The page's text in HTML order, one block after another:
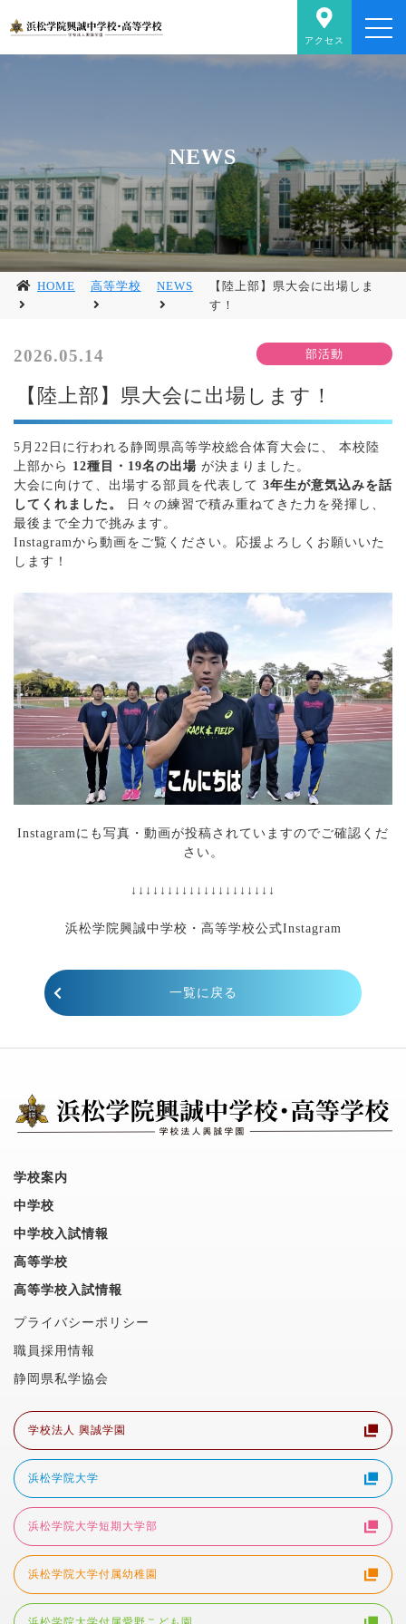
アクセス
NEWS
HOME 高等学校 NEWS
【陸上部】県大会に出場しま
す！
2026.05.14
【陸上部】県大会に出場します！
5月22日に行われる静岡県高等学校総合体育大会に、 本校陸
上部から 12種目・19名の出場 が決まりました。
大会に向けて、出場する部員を代表して 3年生が意気込みを話
してくれました。
日々の練習で積み重ねてきた力を発揮し、
最後まで全力で挑みます。
Instagramから動画をご覧ください。応援よろしくお願いいた
します！
Instagramにも写真・動画が投稿されていますのでご確認くだ
さい。
↓↓↓↓↓↓↓↓↓↓↓↓↓↓↓↓↓↓↓↓
浜松学院興誠中学校・高等学校公式Instagram
一覧に戻る
学校案内
中学校
中学校入試情報
高等学校
高等学校入試情報
プライバシーポリシー
職員採用情報
静岡県私学協会
学校法人 興誠学園
浜松学院大学
浜松学院大学短期大学部
浜松学院大学付属幼稚園